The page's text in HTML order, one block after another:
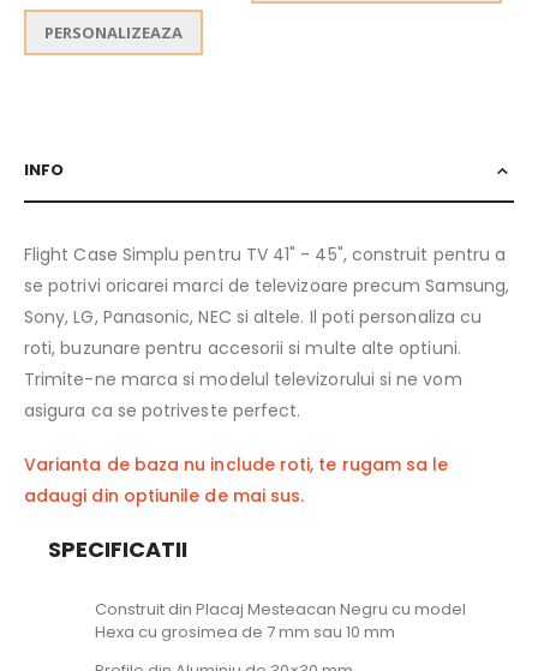
PERSONALIZEAZA
INFO
Flight Case Simplu pentru TV 41" - 45", construit pentru a
se potrivi oricarei marci de televizoare precum Samsung,
Sony, LG, Panasonic, NEC si altele. Il poti personaliza cu
roti, buzunare pentru accesorii si multe alte optiuni.
Trimite-ne marca si modelul televizorului si ne vom
asigura ca se potriveste perfect.
Varianta de baza nu include roti, te rugam sa le
adaugi din optiunile de mai sus.
SPECIFICATII
Construit din Placaj Mesteacan Negru cu model
Hexa cu grosimea de 7 mm sau 10 mm